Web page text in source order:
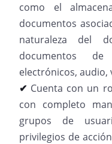
como el
documentos
naturaleza del
documentos
electrónicos, audio,
✔ Cuenta con un
con completo
grupos de
privilegios de